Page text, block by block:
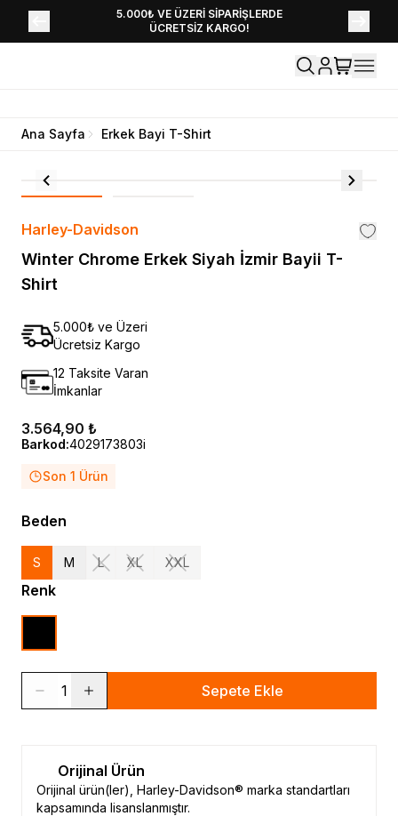
5.000₺ VE ÜZERİ SİPARİŞLERDE
ÜCRETSİZ KARGO!
YENİ SEZON KOLEKSİYONU EKLENDİ,
HEMEN KEŞFET!
Ana Sayfa Erkek Bayi T-Shirt
Harley-Davidson
Winter Chrome Erkek Siyah İzmir Bayii T-
Shirt
5.000₺ ve Üzeri
Ücretsiz Kargo
12 Taksite Varan
İmkanlar
3.564,90 ₺
Barkod:4029173803i
Son 1 Ürün
Beden
S M L XL XXL
Renk
1 Sepete Ekle
Orijinal Ürün
Orijinal ürün(ler), Harley-Davidson® marka standartları
kapsamında lisanslanmıştır.